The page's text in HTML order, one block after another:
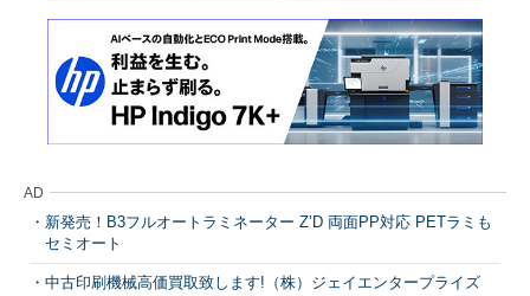
AD
新発売！B3フルオートラミネーター Z’D 両面PP対応 PETラミも
セミオート
中古印刷機械高価買取致します!（株）ジェイエンタープライズ